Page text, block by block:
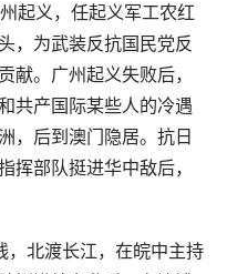
起义，任起义军工农红
，为武装反抗国民党反
献。广州起义失败后，
共产国际某些人的冷遇
，后到澳门隐居。抗日
挥部队挺进华中敌后，
北渡长江，在皖中主持